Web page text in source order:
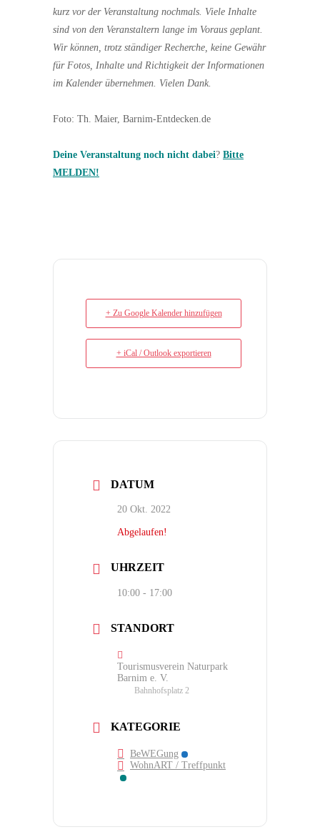
kurz vor der Veranstaltung nochmals. Viele Inhalte
sind von den Veranstaltern lange im Voraus geplant.
Wir können, trotz ständiger Recherche, keine Gewähr
für Fotos, Inhalte und Richtigkeit der Informationen
im Kalender übernehmen. Vielen Dank.
Foto: Th. Maier, Barnim-Entdecken.de
Deine Veranstaltung noch nicht dabei? Bitte
MELDEN!
+ Zu Google Kalender hinzufügen
+ iCal / Outlook exportieren
DATUM
20 Okt. 2022
Abgelaufen!
UHRZEIT
10:00 - 17:00
STANDORT
Tourismusverein Naturpark
Barnim e. V.
Bahnhofsplatz 2
KATEGORIE
BeWEGung
WohnART / Treffpunkt